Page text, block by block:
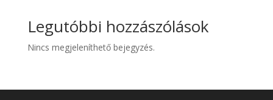
Legutóbbi hozzászólások
Nincs megjeleníthető bejegyzés.